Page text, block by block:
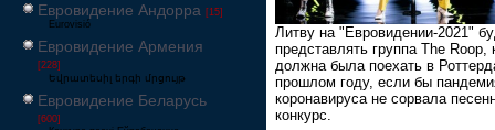
Евровидение Андорра [15]
Eurovisió
Евровидение Армения
[228]
Եվրատեսիլ երգի մրցույթ
Евровидение Беларусь
[600]
Литву на "Евровидении-2021"
представлять группа The Roop,
должна была поехать в
прошлом году, если бы
коронавируса не сорвала
конкурс.